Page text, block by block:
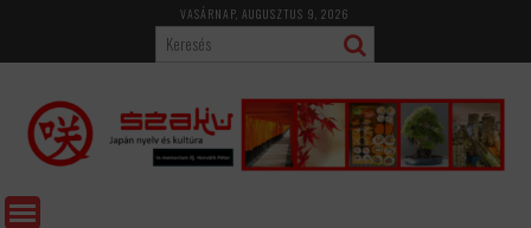
content
VASÁRNAP, AUGUSZTUS 9, 2026